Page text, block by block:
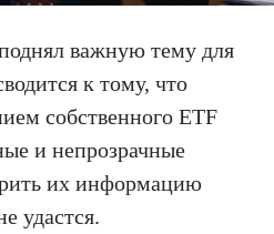
важную тему для
к тому, что
собственного ETF
и непрозрачные
их информацию
удастся.